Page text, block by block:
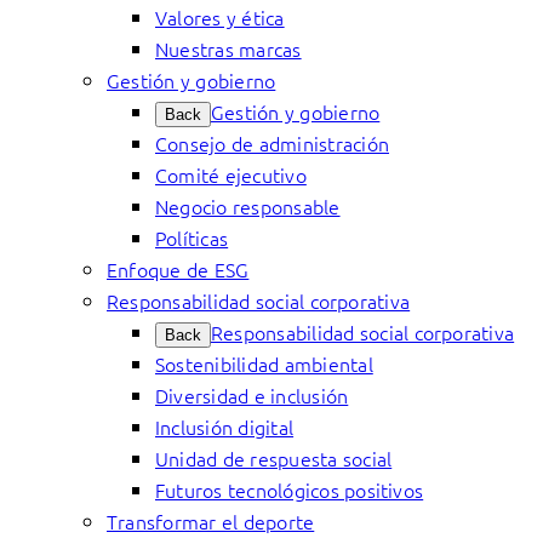
Valores y ética
Nuestras marcas
Gestión y gobierno
Back Gestión y gobierno
Consejo de administración
Comité ejecutivo
Negocio responsable
Políticas
Enfoque de ESG
Responsabilidad social corporativa
Back Responsabilidad social corporativa
Sostenibilidad ambiental
Diversidad e inclusión
Inclusión digital
Unidad de respuesta social
Futuros tecnológicos positivos
Transformar el deporte